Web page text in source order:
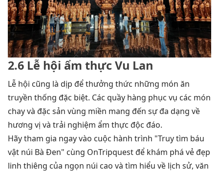
2.6 Lễ hội ẩm thực Vu Lan
Lễ hội cũng là dịp để thưởng thức những món ăn
truyền thống đặc biệt. Các quầy hàng phục vụ các món
chay và đặc sản vùng miền mang đến sự đa dạng về
hương vị và trải nghiệm ẩm thực độc đáo.
Hãy tham gia ngay vào cuộc hành trình "Truy tìm báu
vật núi Bà Đen" cùng OnTripquest để khám phá vẻ đẹp
linh thiêng của ngọn núi cao và tìm hiểu về lịch sử, văn